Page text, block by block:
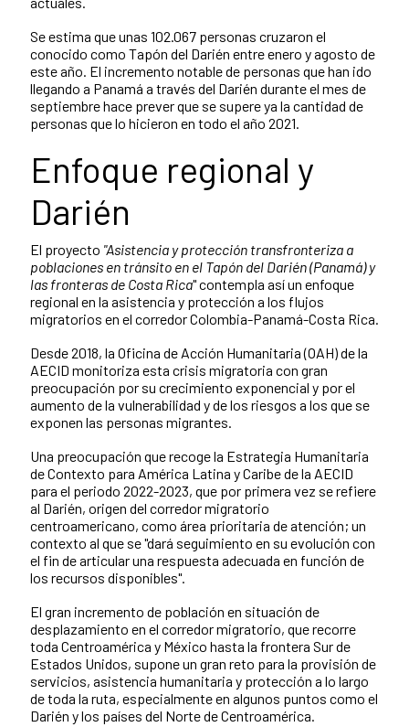
Se estima que unas 102.067 personas cruzaron el
conocido como Tapón del Darién entre enero y agosto de
este año. El incremento notable de personas que han ido
llegando a Panamá a través del Darién durante el mes de
septiembre hace prever que se supere ya la cantidad de
personas que lo hicieron en todo el año 2021.
Enfoque regional y
Darién
El proyecto "Asistencia y protección transfronteriza a
poblaciones en tránsito en el Tapón del Darién (Panamá) y
las fronteras de Costa Rica" contempla así un enfoque
regional en la asistencia y protección a los flujos
migratorios en el corredor Colombia-Panamá-Costa Rica.
Desde 2018, la Oficina de Acción Humanitaria (OAH) de la
AECID monitoriza esta crisis migratoria con gran
preocupación por su crecimiento exponencial y por el
aumento de la vulnerabilidad y de los riesgos a los que se
exponen las personas migrantes.
Una preocupación que recoge la Estrategia Humanitaria
de Contexto para América Latina y Caribe de la AECID
para el periodo 2022-2023, que por primera vez se refiere
al Darién, origen del corredor migratorio
centroamericano, como área prioritaria de atención; un
contexto al que se "dará seguimiento en su evolución con
el fin de articular una respuesta adecuada en función de
los recursos disponibles".
El gran incremento de población en situación de
desplazamiento en el corredor migratorio, que recorre
toda Centroamérica y México hasta la frontera Sur de
Estados Unidos, supone un gran reto para la provisión de
servicios, asistencia humanitaria y protección a lo largo
de toda la ruta, especialmente en algunos puntos como el
Darién y los países del Norte de Centroamérica.